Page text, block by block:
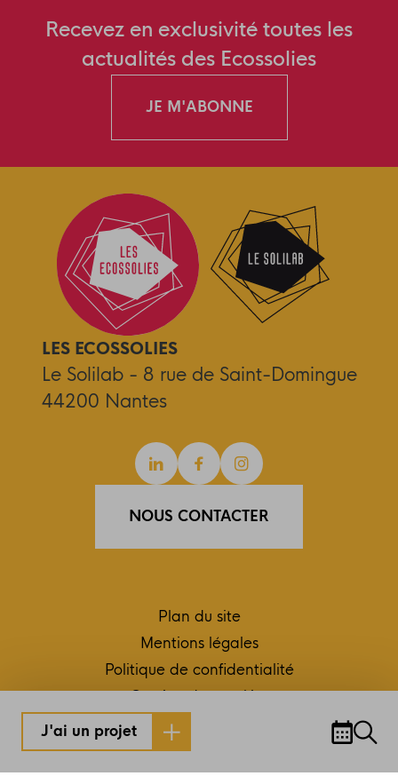
J'ai un projet
Recevez en exclusivité toutes les
actualités des Ecossolies
JE M'ABONNE
LES ECOSSOLIES
Le Solilab - 8 rue de Saint-Domingue
44200 Nantes
LinkedinFacebookInstagram
NOUS CONTACTER
Plan du site
Mentions légales
Politique de confidentialité
Gestion des cookies
Conception et réalisation RC2C